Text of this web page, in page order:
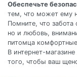
Обеспечьте
тем, что может ему
Помните, что забота
но и любовь,
питомца
В интернет-
того, чтобы ваш